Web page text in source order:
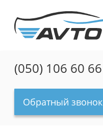
(050) 106 60 66
Обратный звонок